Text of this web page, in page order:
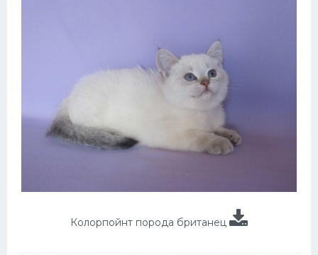
Колорпойнт порода британец